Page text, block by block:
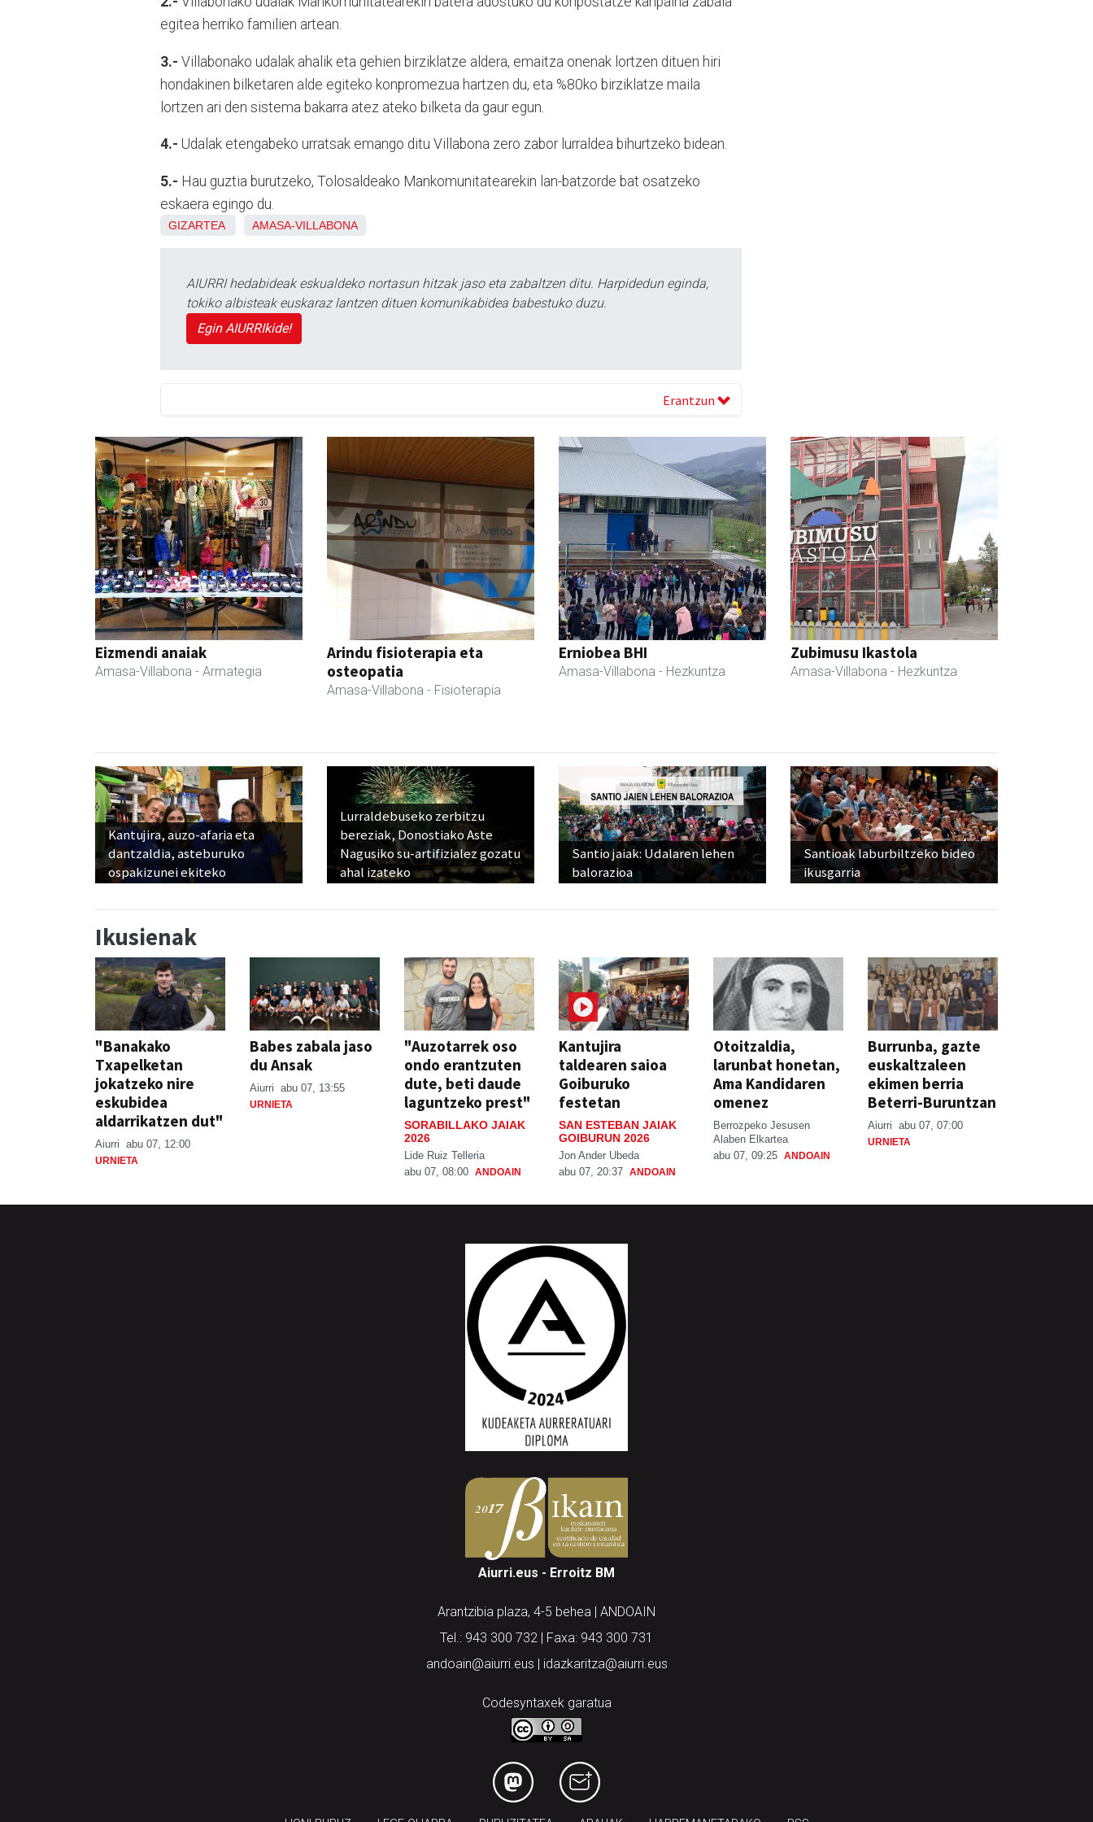
egitea herriko familien artean.
3.- Villabonako udalak ahalik eta gehien birziklatze aldera, emaitza onenak lortzen dituen hiri
hondakinen bilketaren alde egiteko konpromezua hartzen du, eta %80ko birziklatze maila
lortzen ari den sistema bakarra atez ateko bilketa da gaur egun.
4.- Udalak etengabeko urratsak emango ditu Villabona zero zabor lurraldea bihurtzeko bidean.
5.- Hau guztia burutzeko, Tolosaldeako Mankomunitatearekin lan-batzorde bat osatzeko
eskaera egingo du.
GIZARTEA AMASA-VILLABONA
AIURRI hedabideak eskualdeko nortasun hitzak jaso eta zabaltzen ditu. Harpidedun eginda,
tokiko albisteak euskaraz lantzen dituen komunikabidea babestuko duzu.
Egin AIURRIkide!
Erantzun
Eizmendi anaiak
Amasa-Villabona - Armategia
Arindu fisioterapia eta
osteopatia
Amasa-Villabona - Fisioterapia
Erniobea BHI
Amasa-Villabona - Hezkuntza
Zubimusu Ikastola
Amasa-Villabona - Hezkuntza
Kantujira, auzo-afaria eta
dantzaldia, asteburuko
ospakizunei ekiteko
Lurraldebuseko zerbitzu
bereziak, Donostiako Aste
Nagusiko su-artifizialez gozatu
ahal izateko
Santio jaiak: Udalaren lehen
balorazioa
Santioak laburbiltzeko bideo
ikusgarria
Ikusienak
"Banakako
Txapelketan
jokatzeko nire
eskubidea
aldarrikatzen dut"
Aiurri abu 07, 12:00
URNIETA
Babes zabala jaso
du Ansak
Aiurri abu 07, 13:55
URNIETA
"Auzotarrek oso
ondo erantzuten
dute, beti daude
laguntzeko prest"
SORABILLAKO JAIAK
2026
Lide Ruiz Telleria
abu 07, 08:00 ANDOAIN
Kantujira
taldearen saioa
Goiburuko
festetan
SAN ESTEBAN JAIAK
GOIBURUN 2026
Jon Ander Ubeda
abu 07, 20:37 ANDOAIN
Otoitzaldia,
larunbat honetan,
Ama Kandidaren
omenez
Berrozpeko Jesusen
Alaben Elkartea
abu 07, 09:25 ANDOAIN
Burrunba, gazte
euskaltzaleen
ekimen berria
Beterri-Buruntzan
Aiurri abu 07, 07:00
URNIETA
Aiurri.eus - Erroitz BM
Arantzibia plaza, 4-5 behea | ANDOAIN
Tel.: 943 300 732 | Faxa: 943 300 731
andoain@aiurri.eus | idazkaritza@aiurri.eus
Codesyntaxek garatua